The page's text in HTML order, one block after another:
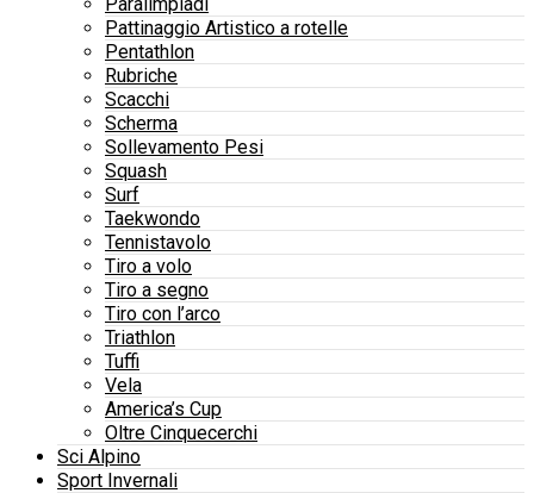
Pattinaggio Artistico a rotelle
Pentathlon
Rubriche
Scacchi
Scherma
Sollevamento Pesi
Squash
Surf
Taekwondo
Tennistavolo
Tiro a volo
Tiro a segno
Tiro con l’arco
Triathlon
Tuffi
Vela
America’s Cup
Oltre Cinquecerchi
Sci Alpino
Sport Invernali